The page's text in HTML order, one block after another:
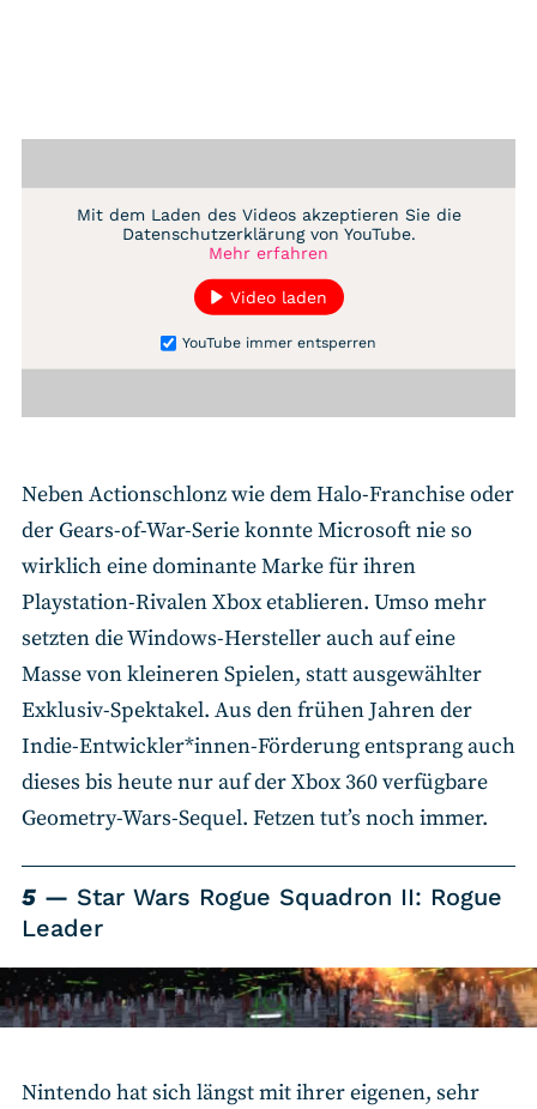
Mit dem Laden des Videos akzeptieren Sie die
Datenschutzerklärung von YouTube.
Mehr erfahren
Video laden
YouTube immer entsperren
Neben Actionschlonz wie dem Halo-Franchise oder
der Gears-of-War-Serie konnte Microsoft nie so
wirklich eine dominante Marke für ihren
Playstation-Rivalen Xbox etablieren. Umso mehr
setzten die Windows-Hersteller auch auf eine
Masse von kleineren Spielen, statt ausgewählter
Exklusiv-Spektakel. Aus den frühen Jahren der
Indie-Entwickler*innen-Förderung entsprang auch
dieses bis heute nur auf der Xbox 360 verfügbare
Geometry-Wars-Sequel. Fetzen tut’s noch immer.
5
Star Wars Rogue Squadron II: Rogue
Leader
Nintendo hat sich längst mit ihrer eigenen, sehr